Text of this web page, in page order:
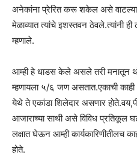
अनेकांना प्रेरित करू शकेल असे
मेळाव्यात त्यांचे इशस्तवन ठेवले.त्यांनी
म्हणाले.
आम्ही हे धाडस केले असले तरी मनातून
म्हणायला ५/६ जण असतात.एकाची
येथे ते एकांडा शिलेदार असणार
आजाराच्या साथी असे विविध
लक्षात घेऊन आम्ही कार्यकारिणीतीलच
होते.